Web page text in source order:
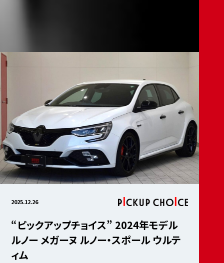
2025.12.26
“ピックアップチョイス” 2024年モデル
ルノー メガーヌ ルノー・スポール ウルテ
ィム